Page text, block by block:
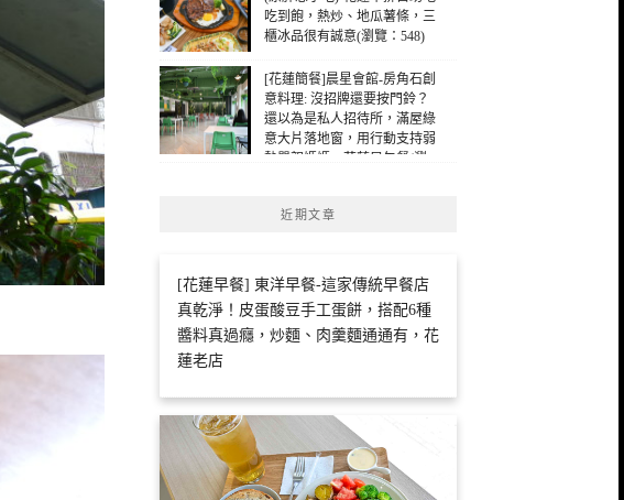
吃到飽，熱炒、地瓜薯條，三
櫃冰品很有誠意(瀏覽：548)
[花蓮簡餐]晨星會館-房角石創
意料理: 沒招牌還要按門鈴？
還以為是私人招待所，滿屋綠
意大片落地窗，用行動支持弱
勢單親媽媽，花蓮早午餐(瀏
近期文章
[花蓮早餐] 東洋早餐-這家傳統早餐店
真乾淨！皮蛋酸豆手工蛋餅，搭配6種
醬料真過癮，炒麵、肉羹麵通通有，花
蓮老店